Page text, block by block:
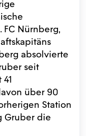
Nürnberg,
absolvierte
seit
über 90
Station
Gruber die